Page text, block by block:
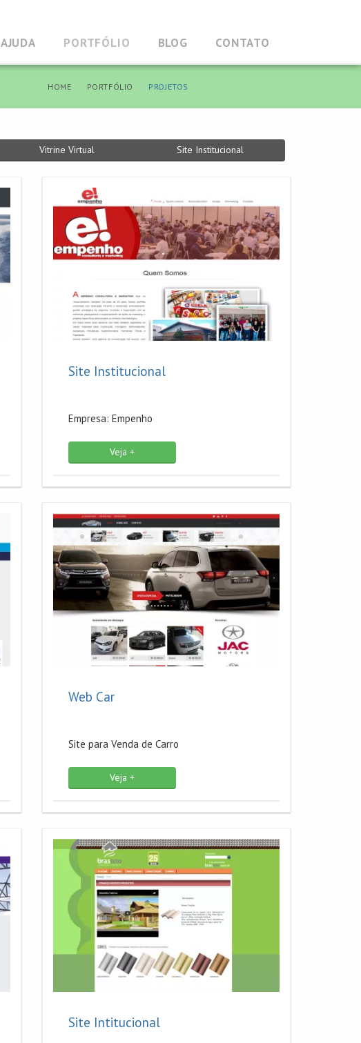
AJUDA PORTFÓLIO BLOG CONTATO
HOME PORTFÓLIO PROJETOS
Vitrine Virtual Site Institucional
Site Institucional
Empresa: Empenho
Veja +
Web Car
Site para Venda de Carro
Veja +
Site Intitucional